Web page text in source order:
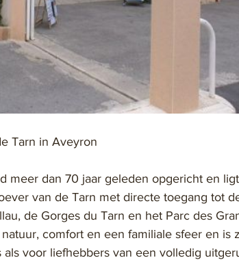
Tarn in Aveyron
meer dan 70 jaar geleden opgericht en
van de Tarn met directe toegang tot
de Gorges du Tarn en het Parc des
comfort en een familiale sfeer en is
voor liefhebbers van een volledig